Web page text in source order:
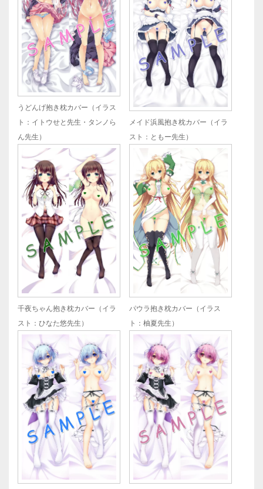
うどんげ抱き枕カバー（イラス
ト：イトウせと先生・タンノら
ん先生）
メイド浜風抱き枕カバー（イラ
スト：ともー先生）
千夜ちゃん抱き枕カバー（イラ
スト：ひなた悠先生）
パウラ抱き枕カバー（イラス
ト：柚夏先生）